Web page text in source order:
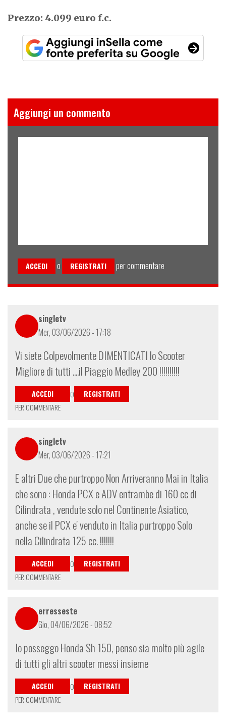
Prezzo: 4.099 euro f.c.
Aggiungi un commento
ACCEDI o REGISTRATI per commentare
singletv
Mer, 03/06/2026 - 17:18
Vi siete Colpevolmente DIMENTICATI lo Scooter
Migliore di tutti ....il Piaggio Medley 200 !!!!!!!!!!
ACCEDI O
REGISTRATI
PER COMMENTARE
singletv
Mer, 03/06/2026 - 17:21
E altri Due che purtroppo Non Arriveranno Mai in Italia
che sono : Honda PCX e ADV entrambe di 160 cc di
Cilindrata , vendute solo nel Continente Asiatico,
anche se il PCX e' venduto in Italia purtroppo Solo
nella Cilindrata 125 cc. !!!!!!!
ACCEDI O
REGISTRATI
PER COMMENTARE
erresseste
Gio, 04/06/2026 - 08:52
Io posseggo Honda Sh 150, penso sia molto più agile
di tutti gli altri scooter messi insieme
ACCEDI O
REGISTRATI
PER COMMENTARE